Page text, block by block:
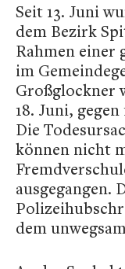
Seit 13. Juni
dem Bezirk
Rahmen einer
im
Großglockner
18. Juni,
Die
können nicht
ausgegangen.
dem